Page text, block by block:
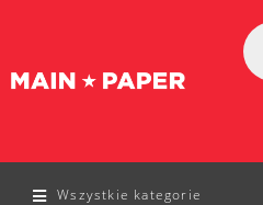
Wszystkie kategorie